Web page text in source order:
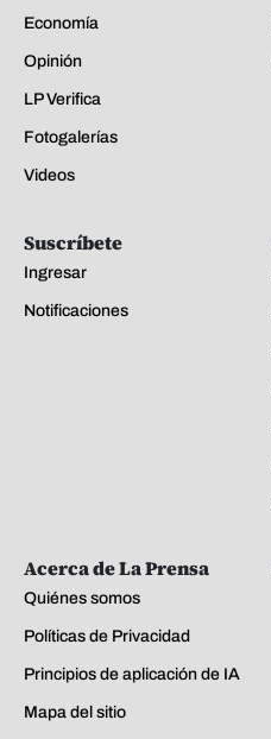
Economía
Opinión
LP Verifica
Fotogalerías
Videos
Suscríbete
Ingresar
Notificaciones
Acerca de La Prensa
Quiénes somos
Políticas de Privacidad
Principios de aplicación de IA
Mapa del sitio